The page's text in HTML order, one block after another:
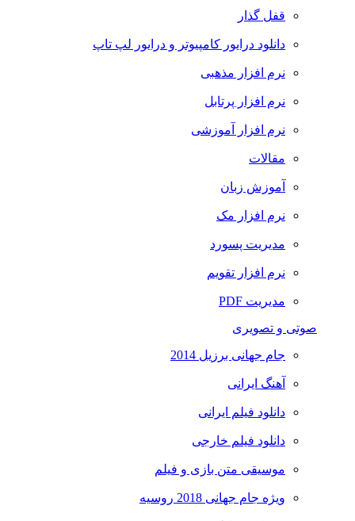
قفل گذار
دانلود درایور کامپیوتر و درایور لپ تاپ
نرم افزار مذهبی
نرم افزار پرتابل
نرم افزار آموزشی
مقالات
آموزش زبان
نرم افزار مک
مدیریت پسورد
نرم افزار تقویم
مدیریت PDF
صوتی و تصویری
جام جهانی برزیل 2014
آهنگ ایرانی
دانلود فیلم ایرانی
دانلود فیلم خارجی
موسیقی متن بازی و فیلم
ویژه جام جهانی 2018 روسیه